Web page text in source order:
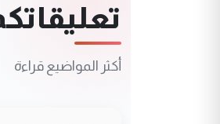
أكثر المواضيع قراءة